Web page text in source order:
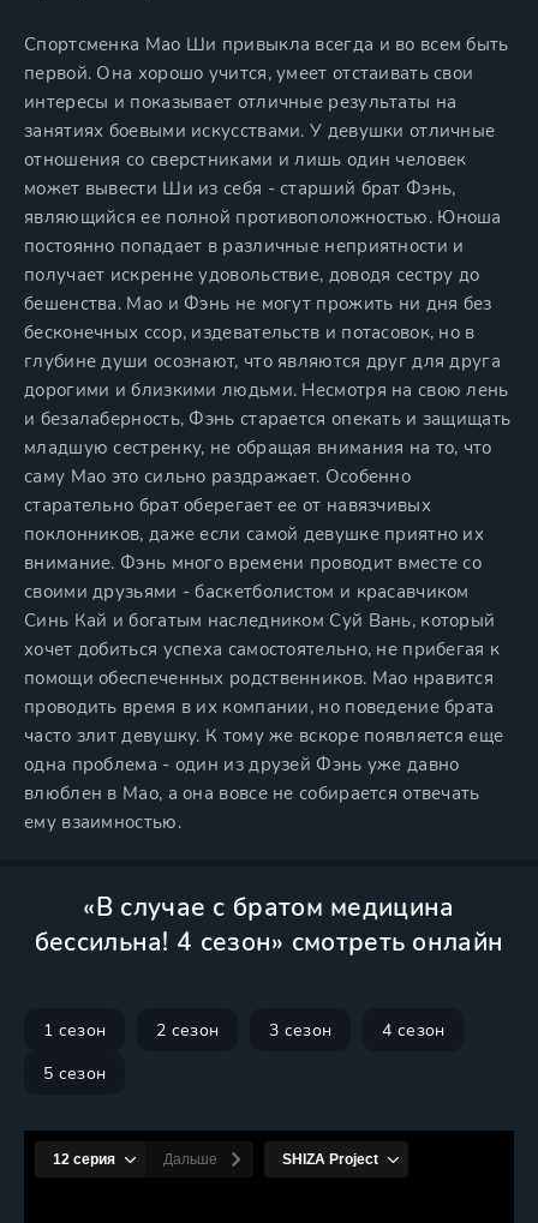
Спортсменка Мао Ши привыкла всегда и во всем быть
первой. Она хорошо учится, умеет отстаивать свои
интересы и показывает отличные результаты на
занятиях боевыми искусствами. У девушки отличные
отношения со сверстниками и лишь один человек
может вывести Ши из себя - старший брат Фэнь,
являющийся ее полной противоположностью. Юноша
постоянно попадает в различные неприятности и
получает искренне удовольствие, доводя сестру до
бешенства. Мао и Фэнь не могут прожить ни дня без
бесконечных ссор, издевательств и потасовок, но в
глубине души осознают, что являются друг для друга
дорогими и близкими людьми. Несмотря на свою лень
и безалаберность, Фэнь старается опекать и защищать
младшую сестренку, не обращая внимания на то, что
саму Мао это сильно раздражает. Особенно
старательно брат оберегает ее от навязчивых
поклонников, даже если самой девушке приятно их
внимание. Фэнь много времени проводит вместе со
своими друзьями - баскетболистом и красавчиком
Синь Кай и богатым наследником Суй Вань, который
хочет добиться успеха самостоятельно, не прибегая к
помощи обеспеченных родственников. Мао нравится
проводить время в их компании, но поведение брата
часто злит девушку. К тому же вскоре появляется еще
одна проблема - один из друзей Фэнь уже давно
влюблен в Мао, а она вовсе не собирается отвечать
ему взаимностью.
«В случае с братом медицина
бессильна! 4 сезон» смотреть онлайн
1 сезон 2 сезон 3 сезон
4 сезон
5 сезон